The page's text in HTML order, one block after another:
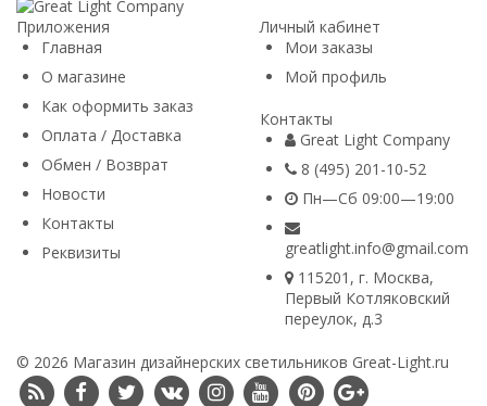
Приложения
Главная
О магазине
Как оформить заказ
Оплата / Доставка
Обмен / Возврат
Новости
Контакты
Реквизиты
Личный кабинет
Мои заказы
Мой профиль
Контакты
Great Light Company
8 (495) 201-10-52
Пн—Сб 09:00—19:00
greatlight.info@gmail.com
115201 , г. Москва,
Первый Котляковский
переулок, д.3
© 2026 Магазин дизайнерских светильников Great-Light.ru